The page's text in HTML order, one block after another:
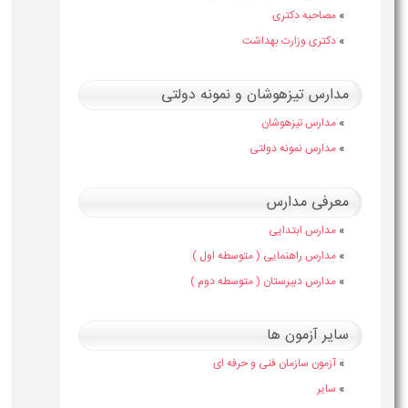
» مصاحبه دکتری
» دکتری وزارت بهداشت
مدارس تیزهوشان و نمونه دولتی
» مدارس تیزهوشان
» مدارس نمونه دولتی
معرفی مدارس
» مدارس ابتدایی
» مدارس راهنمایی ( متوسطه اول )
» مدارس دبیرستان ( متوسطه دوم )
سایر آزمون ها
» آزمون سازمان فنی و حرفه ای
» سایر